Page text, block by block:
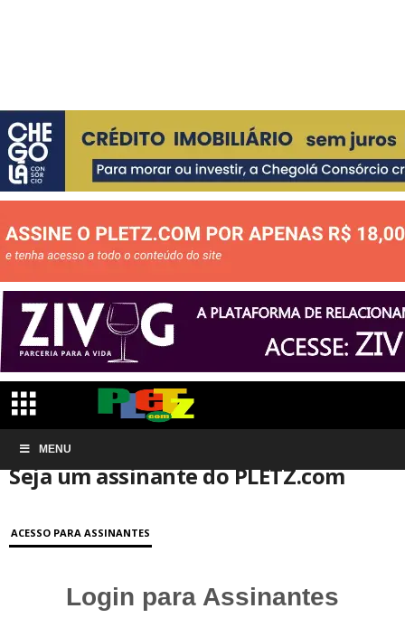
MENU
Início Conta de associação
Seja um assinante do PLETZ.com
ACESSO PARA ASSINANTES
Login para Assinantes